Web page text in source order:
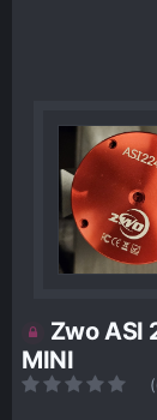
Zwo ASI
MINI